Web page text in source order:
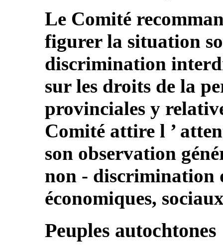
Le Comité
figurer la situation
discrimination
sur les droits de la
provinciales y
Comité attire l ’
son observation
non ‑ discrimination
économiques,
Peuples autochtones